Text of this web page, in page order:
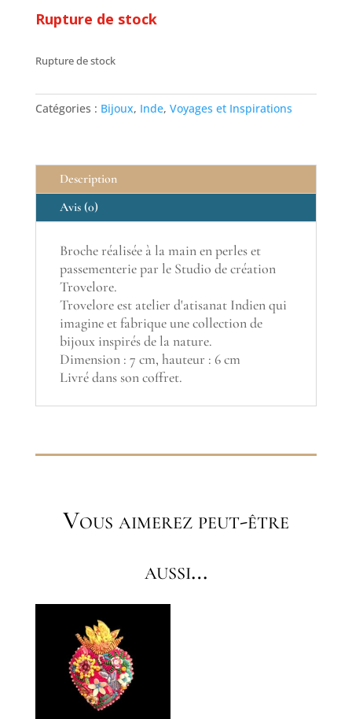
Rupture de stock
Rupture de stock
Catégories : Bijoux, Inde, Voyages et Inspirations
Description
Avis (0)
Broche réalisée à la main en perles et
passementerie par le Studio de création
Trovelore.
Trovelore est atelier d'atisanat Indien qui
imagine et fabrique une collection de
bijoux inspirés de la nature.
Dimension : 7 cm, hauteur : 6 cm
Livré dans son coffret.
Vous aimerez peut-être
aussi…